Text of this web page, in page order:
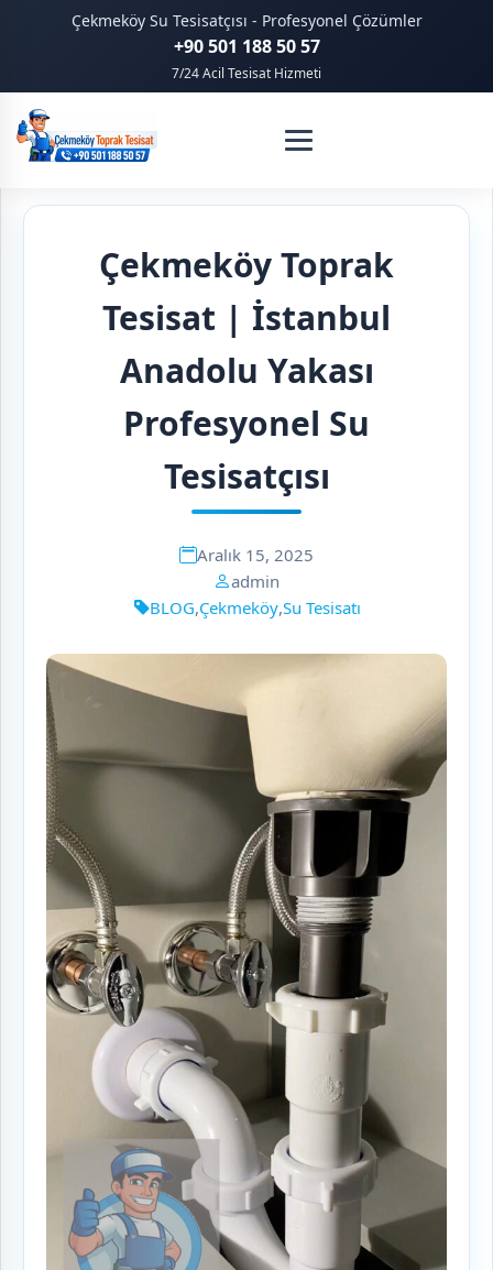
Çekmeköy Su Tesisatçısı - Profesyonel Çözümler
+90 501 188 50 57
7/24 Acil Tesisat Hizmeti
Çekmeköy Toprak
Tesisat | İstanbul
Anadolu Yakası
Profesyonel Su
Tesisatçısı
Aralık 15, 2025
admin
BLOG,Çekmeköy,Su Tesisatı